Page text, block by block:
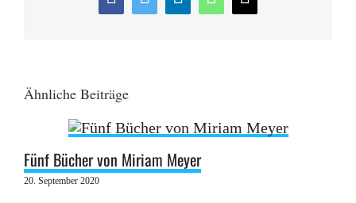
Facebook
TwitterLinkedIn
WhatsApp
E-
Ähnliche Beiträge
Fünf Bücher von Miriam Meyer
20. September 2020